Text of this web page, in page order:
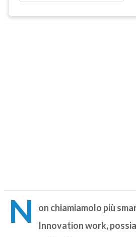
N
on chiamiamolo più
Innovation work,